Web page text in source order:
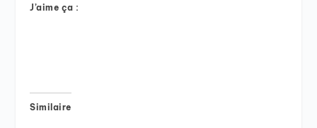
J’aime ça :
Similaire